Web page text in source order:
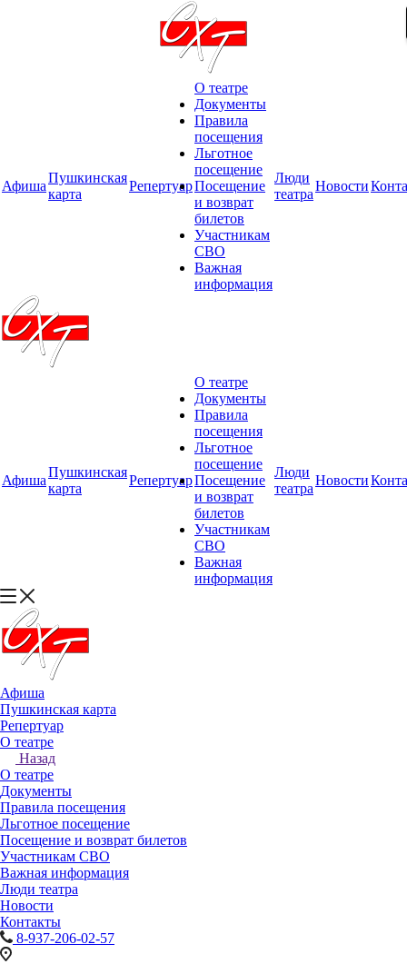
Афиша
Пушкинская
карта
Репертуар
О театре
Документы
Правила
посещения
Льготное
посещение
Посещение
и возврат
билетов
Участникам
СВО
Важная
информация
Люди
театра
Новости
Афиша
Пушкинская
карта
Репертуар
О театре
Документы
Правила
посещения
Льготное
посещение
Посещение
и возврат
билетов
Участникам
СВО
Важная
информация
Люди
театра
Новости
Афиша
Пушкинская карта
Репертуар
О театре
Назад
О театре
Документы
Правила посещения
Льготное посещение
Посещение и возврат билетов
Участникам СВО
Важная информация
Люди театра
Новости
Контакты
8-937-206-02-57